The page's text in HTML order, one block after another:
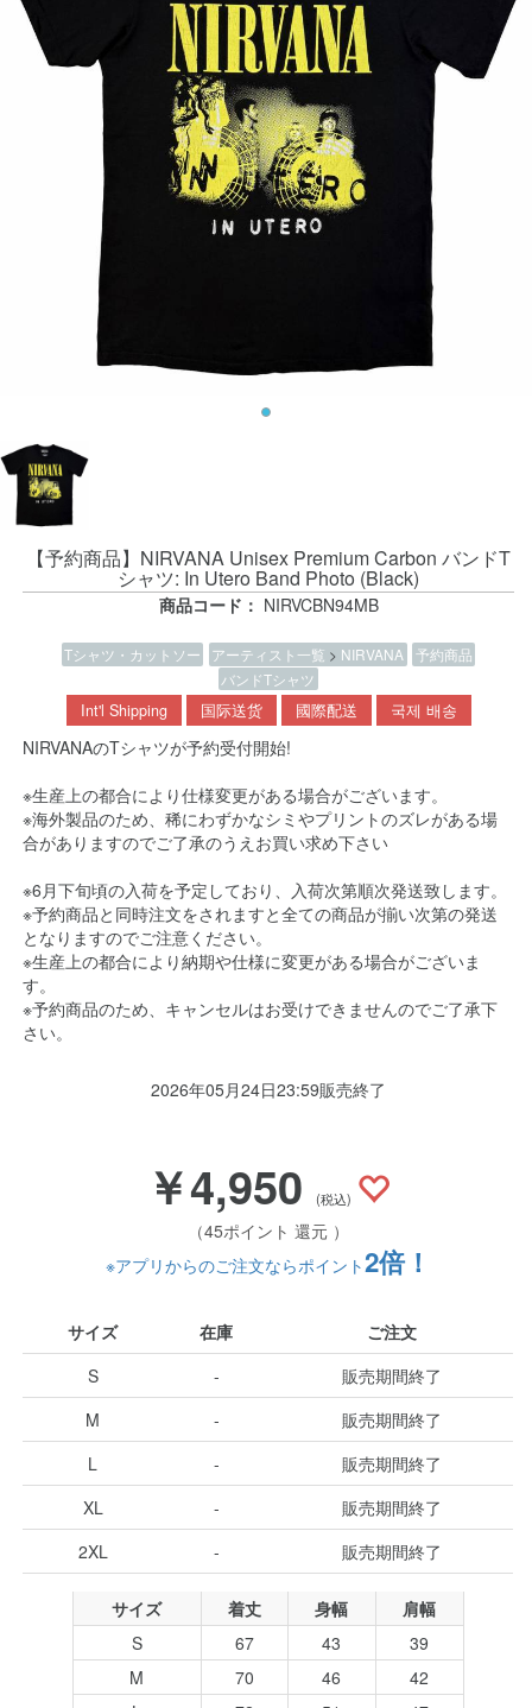
【予約商品】NIRVANA Unisex Premium Carbon バンドT
シャツ: In Utero Band Photo (Black)
商品コード： NIRVCBN94MB
Tシャツ・カットソー アーティスト一覧 > NIRVANA 予約商品
バンドTシャツ
Int'l Shipping 国际送货 國際配送 국제 배송
NIRVANAのTシャツが予約受付開始!
※生産上の都合により仕様変更がある場合がございます。
※海外製品のため、稀にわずかなシミやプリントのズレがある場
合がありますのでご了承のうえお買い求め下さい
※6月下旬頃の入荷を予定しており、入荷次第順次発送致します。
※予約商品と同時注文をされますと全ての商品が揃い次第の発送
となりますのでご注意ください。
※生産上の都合により納期や仕様に変更がある場合がございま
す。
※予約商品のため、キャンセルはお受けできませんのでご了承下
さい。
2026年05月24日23:59販売終了
￥4,950 (税込)
（45ポイント 還元 ）
※アプリからのご注文ならポイント2倍！
サイズ 在庫
ご注文
S
-
販売期間終了
M
-
販売期間終了
L
-
販売期間終了
XL
-
販売期間終了
2XL
- 販売期間終了
サイズ 着丈 身幅
肩幅
S
67 43
39
M
70 46
42